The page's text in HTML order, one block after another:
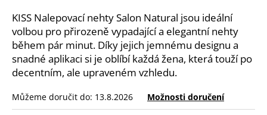
KISS Nalepovací nehty Salon Natural jsou ideální
volbou pro přirozeně vypadající a elegantní nehty
během pár minut. Díky jejich jemnému designu a
snadné aplikaci si je oblíbí každá žena, která touží po
decentním, ale upraveném vzhledu.
Můžeme doručit do: 13.8.2026 Možnosti doručení
HLEDAT
D
o
p